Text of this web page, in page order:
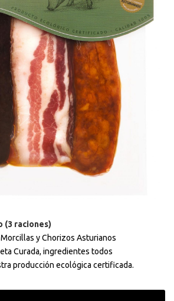
(3 raciones)
y Chorizos Asturianos
Curada, ingredientes todos
producción ecológica certificada.